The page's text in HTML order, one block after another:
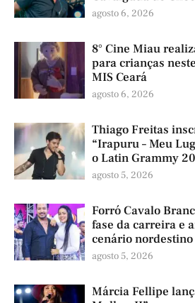
agosto 6, 2026
8° Cine Miau
para crianças
MIS Ceará
agosto 6, 2026
Thiago Freitas
“Irapuru – Meu
o Latin Grammy
agosto 5, 2026
Forró Cavalo
fase da carreira e
cenário nordestino
agosto 5, 2026
Márcia Fellipe